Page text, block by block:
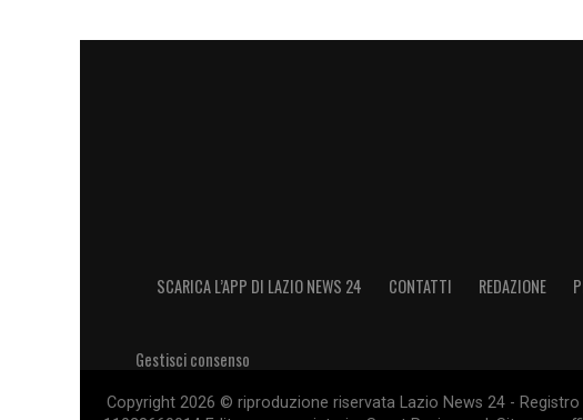
SCARICA L’APP DI LAZIO NEWS 24 CONTATTI REDAZIONE
Gestisci consenso
Copyright 2026 © riproduzione riservata Lazio News 24 -